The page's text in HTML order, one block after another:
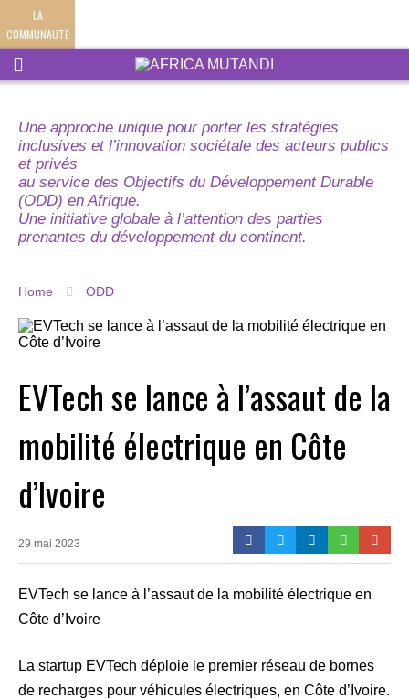
LA
COMMUNAUTE
Une approche unique pour porter les stratégies
inclusives et l’innovation sociétale des acteurs publics
et privés
au service des Objectifs du Développement Durable
(ODD) en Afrique.
Une initiative globale à l’attention des parties
prenantes du développement du continent.
Home ODD
EVTech se lance à l’assaut de la
mobilité électrique en Côte
d’Ivoire
29 mai 2023
EVTech se lance à l’assaut de la mobilité électrique en
Côte d’Ivoire
La startup EVTech déploie le premier réseau de bornes
de recharges pour véhicules électriques, en Côte d’Ivoire.